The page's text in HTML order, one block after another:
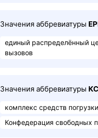
Значения аббревиатуры
единый распределённый
вызовов
Значения аббревиатуры
комплекс средств
Конфедерация свободных